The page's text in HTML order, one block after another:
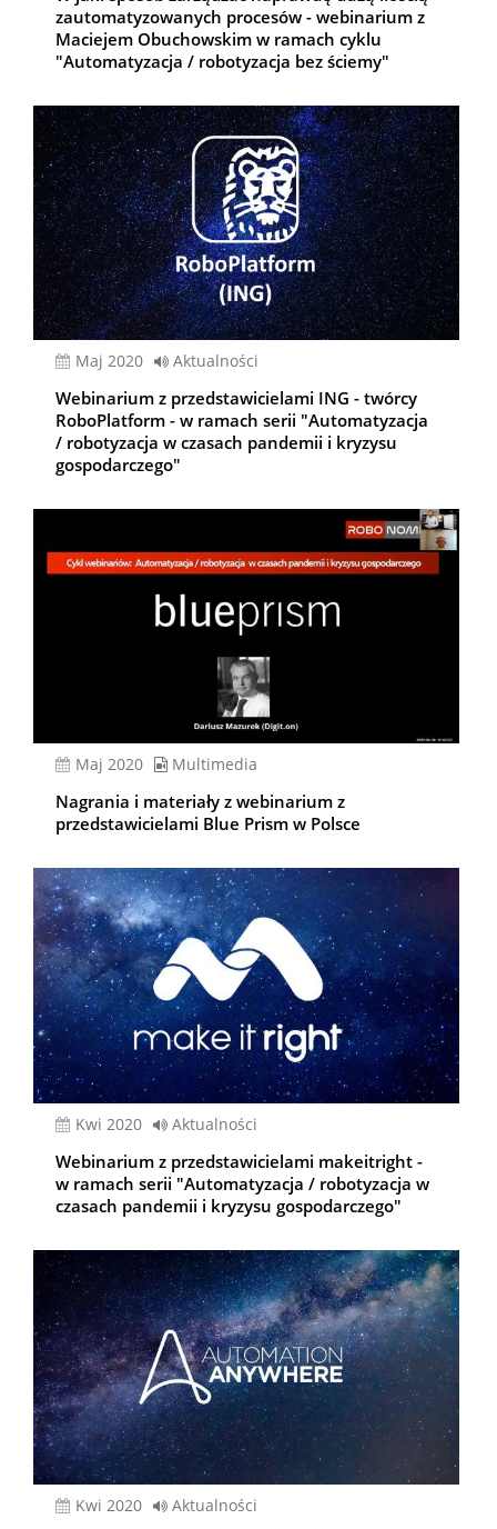
zautomatyzowanych procesów - webinarium z
Maciejem Obuchowskim w ramach cyklu
"Automatyzacja / robotyzacja bez ściemy"
Maj 2020 Aktualności
Webinarium z przedstawicielami ING - twórcy
RoboPlatform - w ramach serii "Automatyzacja
/ robotyzacja w czasach pandemii i kryzysu
gospodarczego"
Maj 2020 Multimedia
Nagrania i materiały z webinarium z
przedstawicielami Blue Prism w Polsce
kwi 2020 Aktualności
Webinarium z przedstawicielami makeitright -
w ramach serii "Automatyzacja / robotyzacja w
czasach pandemii i kryzysu gospodarczego"
kwi 2020 Aktualności